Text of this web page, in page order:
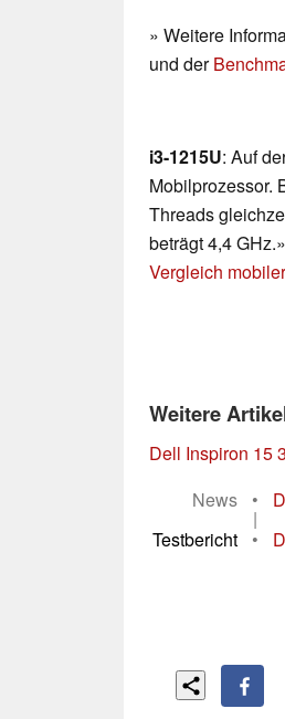
» Weitere
und der
i3-1215U: Auf
Mobilprozessor.
Threads
beträgt 4,4
Vergleich
Weitere
Dell Inspiron 15
News
•
|
Testbericht
•